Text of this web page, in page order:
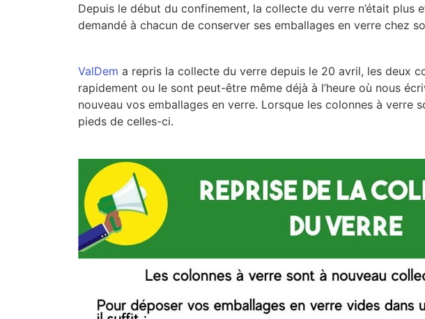
Depuis le début du confinement, la collecte du verre n’était plus
demandé à chacun de conserver ses emballages en verre chez
ValDem a repris la collecte du verre depuis le 20 avril, les deux
rapidement ou le sont peut-être même déjà à l’heure où nous
nouveau vos emballages en verre. Lorsque les colonnes à verre
pieds de celles-ci.